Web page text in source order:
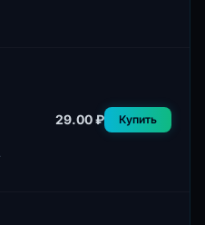
29.00 ₽ Купить